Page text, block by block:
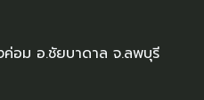
อม อ.ชัยบาดาล จ.ลพบุรี